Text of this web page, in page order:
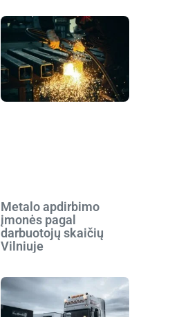
Metalo apdirbimo
įmonės pagal
darbuotojų skaičių
Vilniuje